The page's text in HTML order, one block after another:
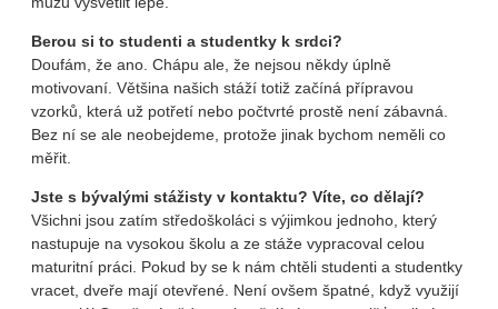
Berou si to studenti a studentky k srdci?
Doufám, že ano. Chápu ale, že nejsou někdy úplně
motivovaní. Většina našich stáží totiž začíná přípravou
vzorků, která už potřetí nebo počtvrté prostě není zábavná.
Bez ní se ale neobejdeme, protože jinak bychom neměli co
měřit.
Jste s bývalými stážisty v kontaktu? Víte, co dělají?
Všichni jsou zatím středoškoláci s výjimkou jednoho, který
nastupuje na vysokou školu a ze stáže vypracoval celou
maturitní práci. Pokud by se k nám chtěli studenti a studentky
vracet, dveře mají otevřené. Není ovšem špatné, když využijí